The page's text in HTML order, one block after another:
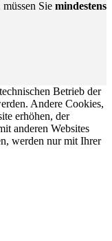
Sie mindestens
Betrieb der
Andere Cookies,
erhöhen, der
anderen Websites
werden nur mit Ihrer